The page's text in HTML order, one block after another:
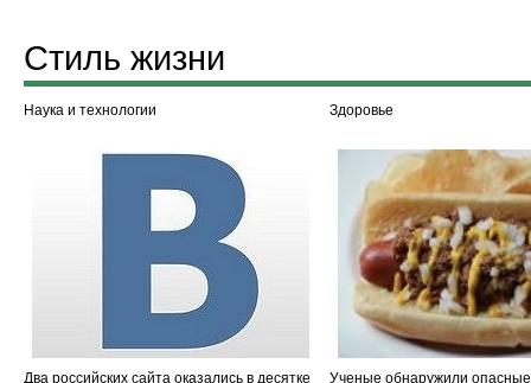
Стиль жизни
Наука и технологии
Два российских сайта оказались в десятке
Здоровье
Ученые обнаружили